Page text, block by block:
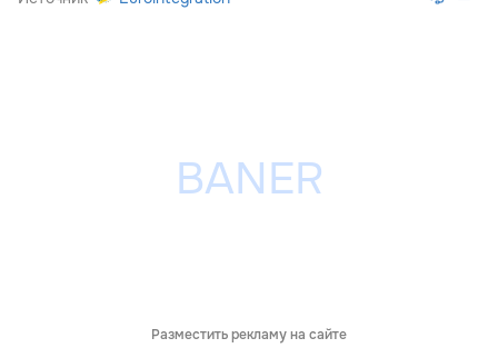
Разместить рекламу на сайте